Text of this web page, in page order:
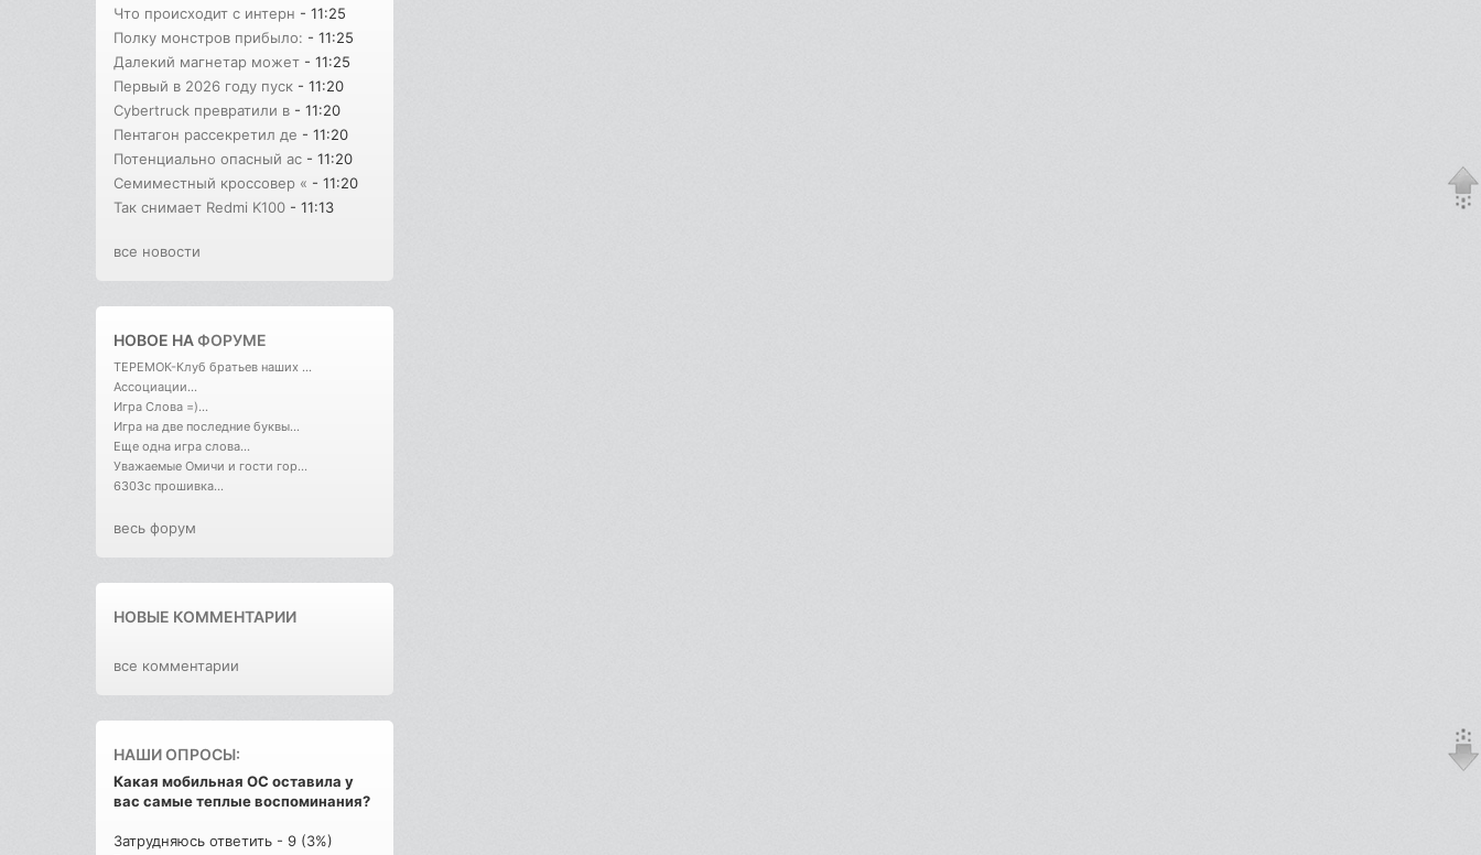
Что происходит с интерн - 11:25
Полку монстров прибыло: - 11:25
Далекий магнетар может - 11:25
Первый в 2026 году пуск - 11:20
Cybertruck превратили в - 11:20
Пентагон рассекретил де - 11:20
Потенциально опасный ас - 11:20
Семиместный кроссовер « - 11:20
Так снимает Redmi K100 - 11:13
все новости
НОВОЕ НАФОРУМЕ
ТЕРЕМОК-Клуб братьев наших ...
Ассоциации...
Игра Слова =)...
Игра на две последние буквы...
Еще одна игра слова...
Уважаемые Омичи и гости гор...
6303с прошивка...
весь форум
НОВЫЕ КОММЕНТАРИИ
все комментарии
НАШИ ОПРОСЫ:
Какая мобильная ОС оставила у
вас самые теплые воспоминания?
Затрудняюсь ответить - 9 (3%)